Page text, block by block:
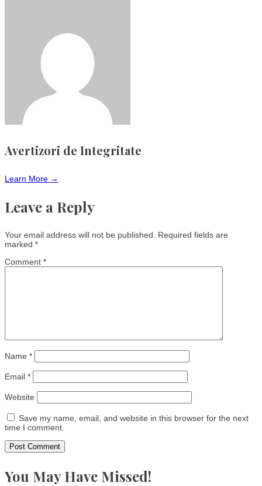
Avertizori de Integritate
Learn More →
Leave a Reply
Your email address will not be published.
Required fields are
marked *
Comment *
Name *
Email *
Website
Save my name, email, and website in this browser for the next
time I comment.
You May Have Missed!